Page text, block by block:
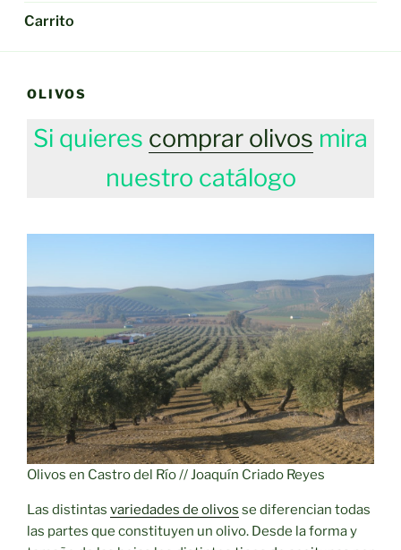
Carrito
OLIVOS
Si quieres comprar olivos mira
nuestro catálogo
Olivos en Castro del Río // Joaquín Criado Reyes
Las distintas variedades de olivos se diferencian todas
las partes que constituyen un olivo. Desde la forma y